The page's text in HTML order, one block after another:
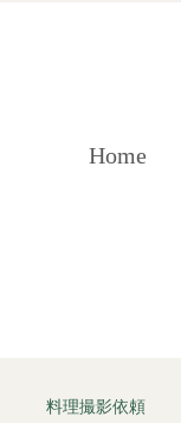
Home
料理撮影依頼